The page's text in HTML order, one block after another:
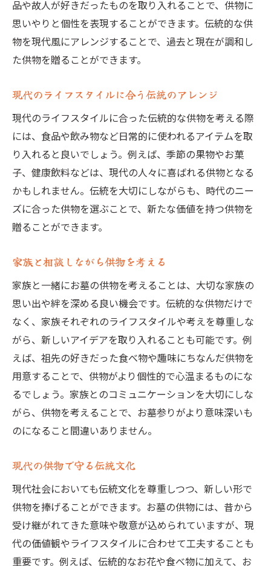
品や故人が好きだったものを取り入れることで、供物に
思いやりと個性を表現することができます。伝統的な供
物を現代風にアレンジすることで、過去と現在が調和し
た供物を贈ることができます。
現代のライフスタイルに合う伝統のアレンジ
現代のライフスタイルに合った伝統的な供物を考える際
には、食品や飲み物など日常的に使われるアイテムを取
り入れると良いでしょう。例えば、季節の果物やお菓
子、健康飲料などは、現代の人々に喜ばれる供物となる
かもしれません。伝統を大切にしながらも、時代のニー
ズに合った供物を選ぶことで、新たな価値を持つ供物を
贈ることができます。
家族と相談しながら供物を考える
家族と一緒にお墓の供物を考えることは、大切な家族の
思い出や絆を深める良い機会です。伝統的な供物だけで
なく、家族それぞれのライフスタイルや考えを尊重しな
がら、新しいアイデアを取り入れることも可能です。例
えば、祖先の好きだった食べ物や趣味にちなんだ供物を
用意することで、供物がより個性的で心温まるものにな
るでしょう。家族とのコミュニケーションを大切にしな
がら、供物を考えることで、お墓参りがより意味深いも
のになること間違いありません。
現代の供物で守る伝統文化
現代社会においても伝統文化を尊重しつつ、新しい形で
供物を捧げることができます。お墓の供物には、昔から
受け継がれてきた意味や敬意が込められていますが、現
代の価値観やライフスタイルに合わせて工夫することも
重要です。例えば、伝統的なお花や食べ物に加えて、お